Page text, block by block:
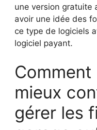
une version gratuite
avoir une idée des
ce type de logiciels
logiciel payant.
mieux
gérer les